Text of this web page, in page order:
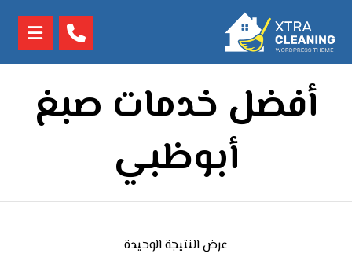
أفضل خدمات صبغ
أبوظبي
عرض النتيجة الوحيدة